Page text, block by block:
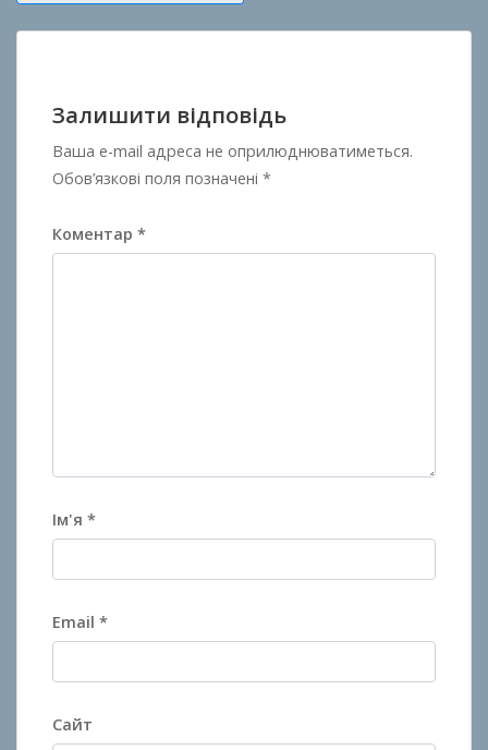
Залишити відповідь
Ваша e-mail адреса не оприлюднюватиметься.
Обов’язкові поля позначені *
Коментар *
Ім'я *
Email *
Сайт